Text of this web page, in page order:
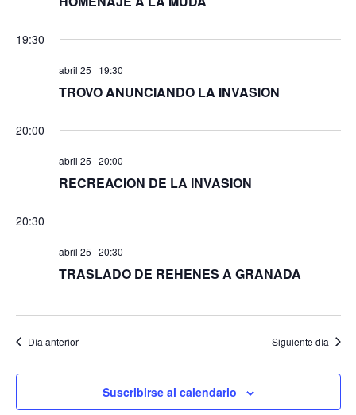
19:30
abril 25 | 19:30
TROVO ANUNCIANDO LA INVASION
20:00
abril 25 | 20:00
RECREACION DE LA INVASION
20:30
abril 25 | 20:30
TRASLADO DE REHENES A GRANADA
Día anterior Siguiente día
Suscribirse al calendario